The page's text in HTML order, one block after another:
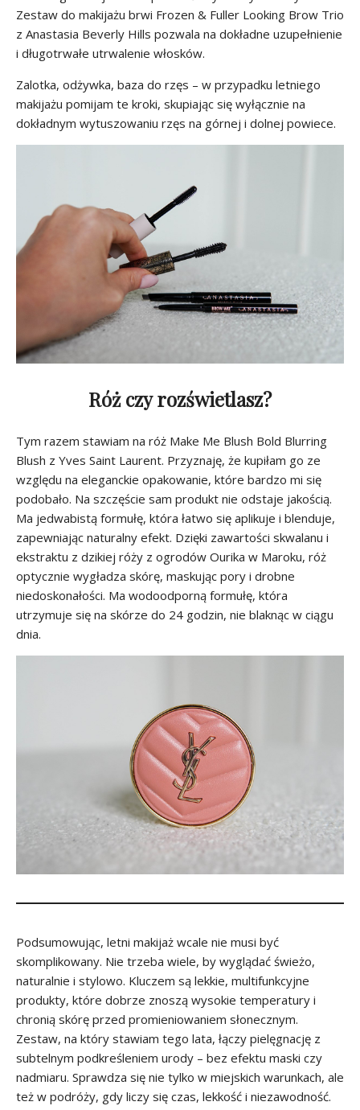
Zestaw do makijażu brwi Frozen & Fuller Looking Brow Trio
z Anastasia Beverly Hills pozwala na dokładne uzupełnienie
i długotrwałe utrwalenie włosków.
Zalotka, odżywka, baza do rzęs – w przypadku letniego
makijażu pomijam te kroki, skupiając się wyłącznie na
dokładnym wytuszowaniu rzęs na górnej i dolnej powiece.
Róż czy rozświetlasz?
Tym razem stawiam na róż Make Me Blush Bold Blurring
Blush z Yves Saint Laurent. Przyznaję, że kupiłam go ze
względu na eleganckie opakowanie, które bardzo mi się
podobało. Na szczęście sam produkt nie odstaje jakością.
Ma jedwabistą formułę, która łatwo się aplikuje i blenduje,
zapewniając naturalny efekt. Dzięki zawartości skwalanu i
ekstraktu z dzikiej róży z ogrodów Ourika w Maroku, róż
optycznie wygładza skórę, maskując pory i drobne
niedoskonałości. Ma wodoodporną formułę, która
utrzymuje się na skórze do 24 godzin, nie blaknąc w ciągu
dnia.
Podsumowując, letni makijaż wcale nie musi być
skomplikowany. Nie trzeba wiele, by wyglądać świeżo,
naturalnie i stylowo. Kluczem są lekkie, multifunkcyjne
produkty, które dobrze znoszą wysokie temperatury i
chronią skórę przed promieniowaniem słonecznym.
Zestaw, na który stawiam tego lata, łączy pielęgnację z
subtelnym podkreśleniem urody – bez efektu maski czy
nadmiaru. Sprawdza się nie tylko w miejskich warunkach, ale
też w podróży, gdy liczy się czas, lekkość i niezawodność.